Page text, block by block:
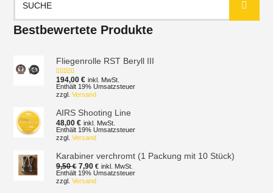
nach:
Bestbewertete Produkte
Fliegenrolle RST Beryll III
Bewertet mit
5.00von 5
194,00€ inkl. MwSt.
Enthält 19% Umsatzsteuer
zzgl.Versand
AIRS Shooting Line
48,00€ inkl. MwSt.
Enthält 19% Umsatzsteuer
zzgl.Versand
Karabiner verchromt (1 Packung mit 10 Stück)
9,50€ Ursprünglicher
Preis
war:
7,90€Aktueller
Preis
inkl. MwSt.
Enthält 19% Umsatzsteuer
zzgl.Versand